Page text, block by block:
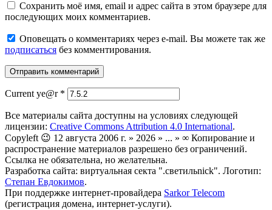
Сохранить моё имя, email и адрес сайта в этом браузере для
последующих моих комментариев.
Оповещать о комментариях через e-mail. Вы можете так же
подписаться без комментирования.
Current ye@r *
Все материалы сайта доступны на условиях следующей
лицензии: Creative Commons Attribution 4.0 International.
Copyleft 😉 12 августа 2006 г. » 2026 » ... » ∞ Копирование и
распространение материалов разрешено без ограничений.
Ссылка не обязательна, но желательна.
Разработка сайта: виртуальная секта ".светильnick". Логотип:
Степан Евдокимов.
При поддержке интернет-провайдера Sarkor Telecom
(регистрация домена, интернет-услуги).